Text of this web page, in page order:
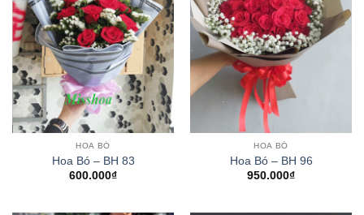
HOA BÓ
Hoa Bó – BH 83
600.000₫
HOA BÓ
Hoa Bó – BH 96
950.000₫